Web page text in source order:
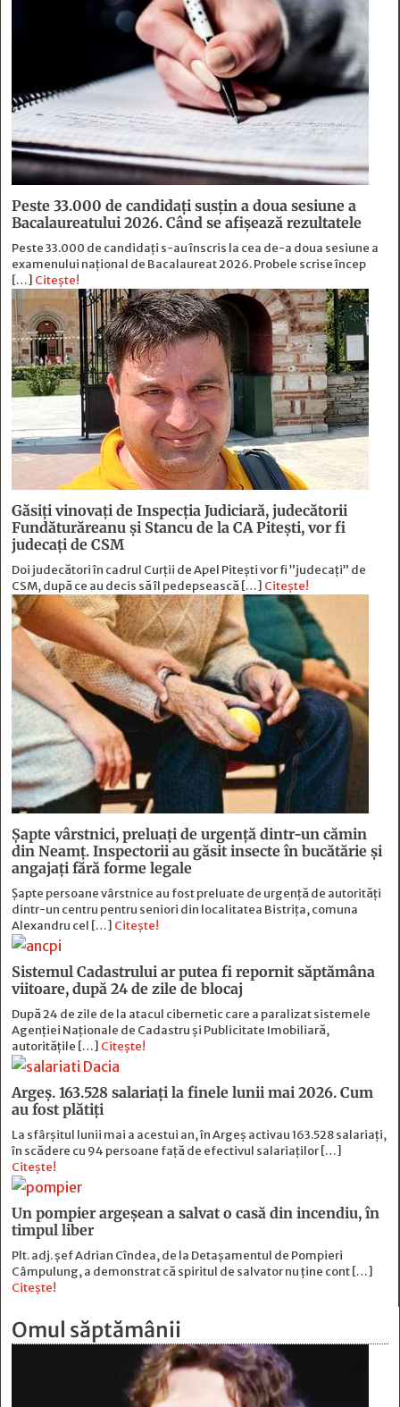
Peste 33.000 de candidați susțin a doua sesiune a
Bacalaureatului 2026. Când se afișează rezultatele
Peste 33.000 de candidați s-au înscris la cea de-a doua sesiune a
examenului național de Bacalaureat 2026. Probele scrise încep
[…] Citește!
Găsiți vinovați de Inspecția Judiciară, judecătorii
Fundăturăreanu și Stancu de la CA Pitești, vor fi
judecați de CSM
Doi judecători în cadrul Curții de Apel Pitești vor fi ”judecați” de
CSM, după ce au decis să îl pedepsească […] Citește!
Șapte vârstnici, preluați de urgență dintr-un cămin
din Neamț. Inspectorii au găsit insecte în bucătărie și
angajați fără forme legale
Șapte persoane vârstnice au fost preluate de urgență de autorități
dintr-un centru pentru seniori din localitatea Bistrița, comuna
Alexandru cel […] Citește!
Sistemul Cadastrului ar putea fi repornit săptămâna
viitoare, după 24 de zile de blocaj
După 24 de zile de la atacul cibernetic care a paralizat sistemele
Agenției Naționale de Cadastru și Publicitate Imobiliară,
autoritățile […] Citește!
Argeș. 163.528 salariați la finele lunii mai 2026. Cum
au fost plătiți
La sfârșitul lunii mai a acestui an, în Argeş activau 163.528 salariați,
în scădere cu 94 persoane faţă de efectivul salariaţilor […]
Citește!
Un pompier argeșean a salvat o casă din incendiu, în
timpul liber
Plt. adj. șef Adrian Cîndea, de la Detașamentul de Pompieri
Câmpulung, a demonstrat că spiritul de salvator nu ține cont […]
Citește!
Omul săptămânii